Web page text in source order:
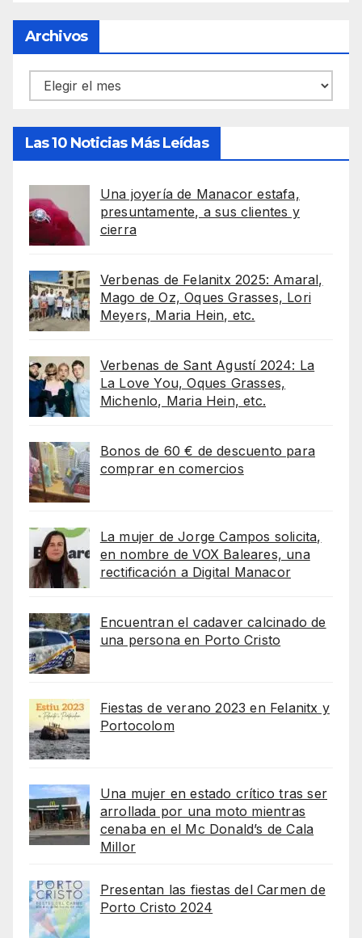
Archivos
Archivos
Las 10 Noticias Más Leídas
Una joyería de Manacor estafa,
presuntamente, a sus clientes y
cierra
Verbenas de Felanitx 2025: Amaral,
Mago de Oz, Oques Grasses, Lori
Meyers, Maria Hein, etc.
Verbenas de Sant Agustí 2024: La
La Love You, Oques Grasses,
Michenlo, Maria Hein, etc.
Bonos de 60 € de descuento para
comprar en comercios
La mujer de Jorge Campos solicita,
en nombre de VOX Baleares, una
rectificación a Digital Manacor
Encuentran el cadaver calcinado de
una persona en Porto Cristo
Fiestas de verano 2023 en Felanitx y
Portocolom
Una mujer en estado crítico tras ser
arrollada por una moto mientras
cenaba en el Mc Donald’s de Cala
Millor
Presentan las fiestas del Carmen de
Porto Cristo 2024